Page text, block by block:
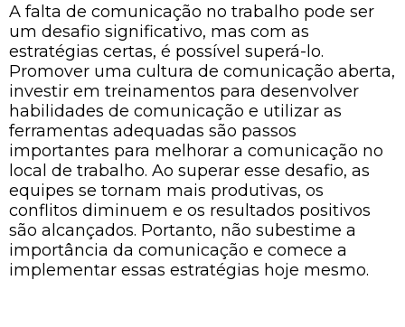
A falta de comunicação no trabalho pode ser
um desafio significativo, mas com as
estratégias certas, é possível superá-lo.
Promover uma cultura de comunicação aberta,
investir em treinamentos para desenvolver
habilidades de comunicação e utilizar as
ferramentas adequadas são passos
importantes para melhorar a comunicação no
local de trabalho. Ao superar esse desafio, as
equipes se tornam mais produtivas, os
conflitos diminuem e os resultados positivos
são alcançados. Portanto, não subestime a
importância da comunicação e comece a
implementar essas estratégias hoje mesmo.